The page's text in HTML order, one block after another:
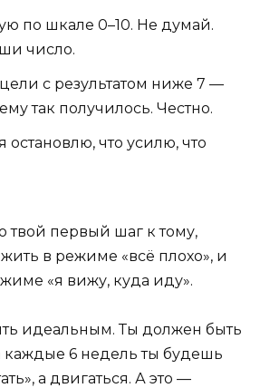
по шкале 0–10. Не думай.
число.
с результатом ниже 7 —
так получилось. Честно.
остановлю, что усилю, что
твой первый шаг к тому,
в режиме «всё плохо», и
«я вижу, куда иду».
идеальным. Ты должен быть
каждые 6 недель ты будешь
а двигаться. А это —